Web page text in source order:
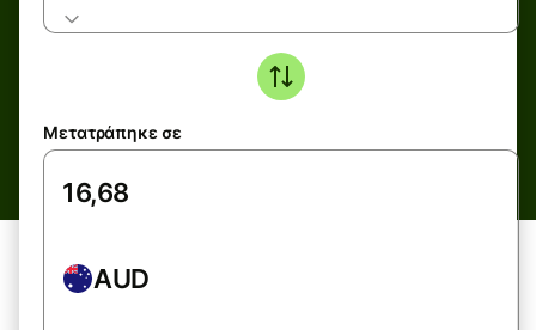
Μετατράπηκε σε
AUD